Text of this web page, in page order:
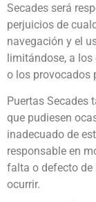
Secades será
perjuicios de
navegación y el
limitándose, a
o los provocados
Puertas Secades
que pudiesen
inadecuado de
responsable en
falta o defecto de
ocurrir.